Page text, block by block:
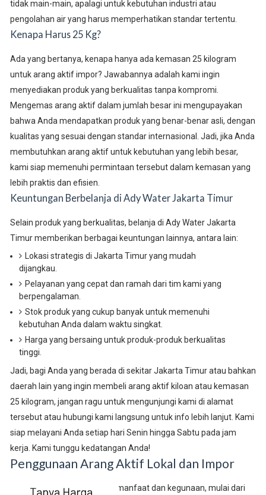
tidak main-main, apalagi untuk kebutuhan industri atau
pengolahan air yang harus memperhatikan standar tertentu.
Kenapa Harus 25 Kg?
Ada yang bertanya, kenapa hanya ada kemasan 25 kilogram
untuk arang aktif impor? Jawabannya adalah kami ingin
menyediakan produk yang berkualitas tanpa kompromi.
Mengemas arang aktif dalam jumlah besar ini mengupayakan
bahwa Anda mendapatkan produk yang benar-benar asli, dengan
kualitas yang sesuai dengan standar internasional. Jadi, jika Anda
membutuhkan arang aktif untuk kebutuhan yang lebih besar,
kami siap memenuhi permintaan tersebut dalam kemasan yang
lebih praktis dan efisien.
Keuntungan Berbelanja di Ady Water Jakarta Timur
Selain produk yang berkualitas, belanja di Ady Water Jakarta
Timur memberikan berbagai keuntungan lainnya, antara lain:
Lokasi strategis di Jakarta Timur yang mudah
dijangkau.
Pelayanan yang cepat dan ramah dari tim kami yang
berpengalaman.
Stok produk yang cukup banyak untuk memenuhi
kebutuhan Anda dalam waktu singkat.
Harga yang bersaing untuk produk-produk berkualitas
tinggi.
Jadi, bagi Anda yang berada di sekitar Jakarta Timur atau bahkan
daerah lain yang ingin membeli arang aktif kiloan atau kemasan
25 kilogram, jangan ragu untuk mengunjungi kami di alamat
tersebut atau hubungi kami langsung untuk info lebih lanjut. Kami
siap melayani Anda setiap hari Senin hingga Sabtu pada jam
kerja. Kami tunggu kedatangan Anda!
Penggunaan Arang Aktif Lokal dan Impor
Arang aktif memiliki banyak manfaat dan kegunaan, mulai dari